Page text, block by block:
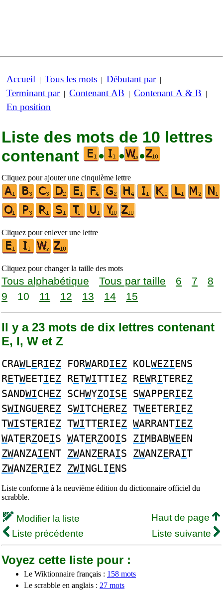
Accueil | Tous les mots | Débutant par|
Terminant par| Contenant AB | Contenant A & B |
En position
Liste des mots de 10 lettres
contenant
• • •
Cliquez pour ajouter une cinquième lettre
Cliquez pour enlever une lettre
Cliquez pour changer la taille des mots
Tous alphabétique Tous par taille 6 7
8
9
10 11 12 13 14 15
Il y a 23 mots de dix lettres contenant
E, I, W et Z
CRAWLERIEZ FORWARDIEZ KOLWEZIENS
RETWEETIEZ RETWITTIEZ REWRITEREZ
SANDWICHEZ SCHWYZOISE SWAPPERIEZ
SWINGUEREZ SWITCHEREZ TWEETERIEZ
TWISTERIEZ TWITTERIEZ WARRANTIEZ
WATERZOEIS WATERZOOIS ZIMBABWEEN
ZWANZAIENT ZWANZERAIS ZWANZERAIT
ZWANZERIEZ ZWINGLIENS
Liste conforme à la neuvième édition du dictionnaire officiel du
scrabble.
Modifier la liste
Haut de page
Liste précédente
Liste suivante
Voyez cette liste pour :
Le Wiktionnaire français : 158 mots
Le scrabble en anglais : 27 mots